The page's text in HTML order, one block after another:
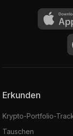
Erkunden
Krypto-Portfolio-
Tauschen